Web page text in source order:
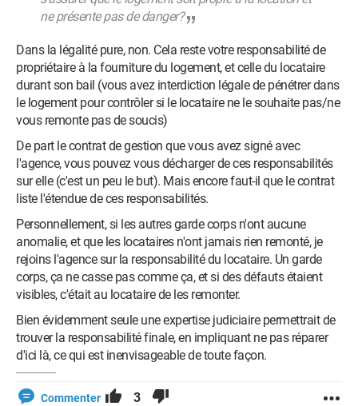
ne présente pas de danger?
Dans la légalité pure, non. Cela reste votre responsabilité de
propriétaire à la fourniture du logement, et celle du locataire
durant son bail (vous avez interdiction légale de pénétrer dans
le logement pour contrôler si le locataire ne le souhaite pas/ne
vous remonte pas de soucis)
De part le contrat de gestion que vous avez signé avec
l'agence, vous pouvez vous décharger de ces responsabilités
sur elle (c'est un peu le but). Mais encore faut-il que le contrat
liste l'étendue de ces responsabilités.
Personnellement, si les autres garde corps n'ont aucune
anomalie, et que les locataires n'ont jamais rien remonté, je
rejoins l'agence sur la responsabilité du locataire. Un garde
corps, ça ne casse pas comme ça, et si des défauts étaient
visibles, c'était au locataire de les remonter.
Bien évidemment seule une expertise judiciaire permettrait de
trouver la responsabilité finale, en impliquant ne pas réparer
d'ici là, ce qui est inenvisageable de toute façon.
Commenter 3